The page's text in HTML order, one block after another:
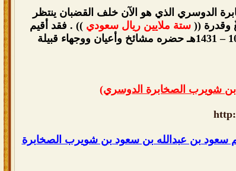
الدوسري الذي هو الآن خلف القضبان ينتظر
وقدرة ((ستة ملايين ريال سعودي )) . فقد أقيم
إجتماع ضخم جداً بمحافظة الأفلاج بمنطقة البديع بإستراحة البستان يوم الخميس الموافق 14 – 10 – 1431هـ حضره مشائخ وأعيان ووجهاء قبيلة
بن شويرب الصخابرة الدوسري)
سعود بن عبدالله بن سعود بن شويرب الصخابرة